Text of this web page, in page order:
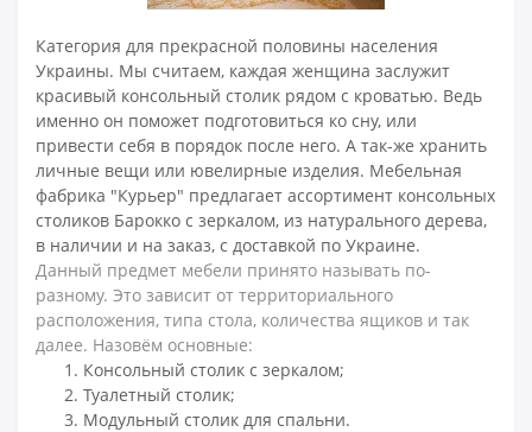
Категория для прекрасной половины населения
Украины. Мы считаем, каждая женщина заслужит
красивый консольный столик рядом с кроватью. Ведь
именно он поможет подготовиться ко сну, или
привести себя в порядок после него. А так-же хранить
личные вещи или ювелирные изделия. Мебельная
фабрика "Курьер" предлагает ассортимент консольных
столиков Барокко с зеркалом, из натурального дерева,
в наличии и на заказ, с доставкой по Украине.
Данный предмет мебели принято называть по-
разному. Это зависит от территориального
расположения, типа стола, количества ящиков и так
далее. Назовём основные:
Консольный столик с зеркалом;
Туалетный столик;
Модульный столик для спальни.